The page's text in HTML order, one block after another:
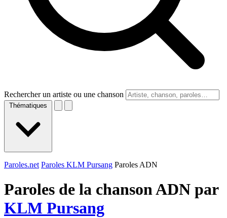
Rechercher un artiste ou une chanson
Thématiques
Paroles.net Paroles KLM Pursang Paroles ADN
Paroles de la chanson ADN par
KLM Pursang